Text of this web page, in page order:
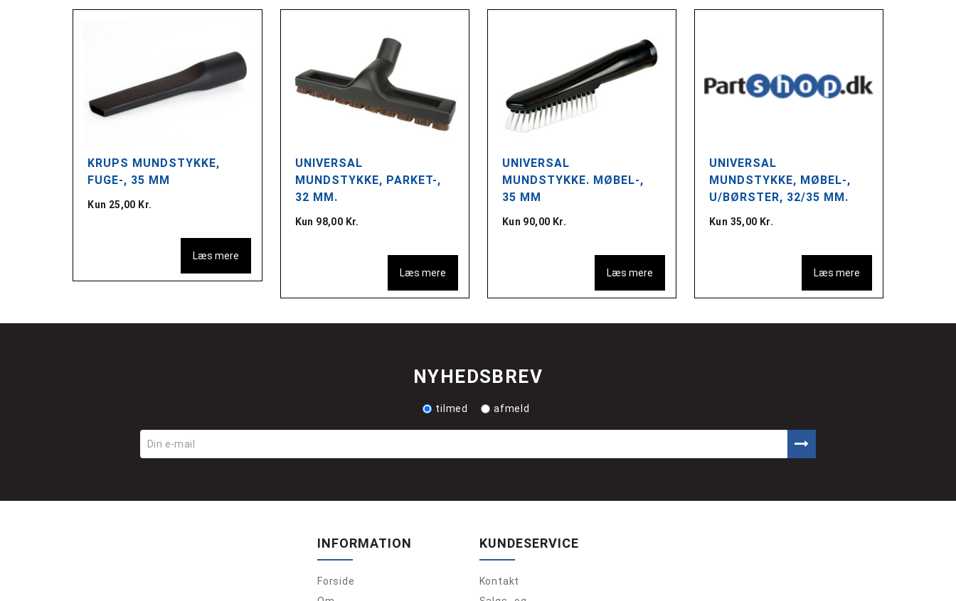
KRUPS MUNDSTYKKE,
FUGE-, 35 MM
Kun 25,00 Kr.
Læs mere
UNIVERSAL
MUNDSTYKKE, PARKET-,
32 MM.
Kun 98,00 Kr.
Læs mere
UNIVERSAL
MUNDSTYKKE. MØBEL-,
35 MM
Kun 90,00 Kr.
Læs mere
UNIVERSAL
MUNDSTYKKE, MØBEL-,
U/BØRSTER, 32/35 MM.
Kun 35,00 Kr.
Læs mere
NYHEDSBREV
tilmed afmeld
INFORMATION
Forside
KUNDESERVICE
Kontakt